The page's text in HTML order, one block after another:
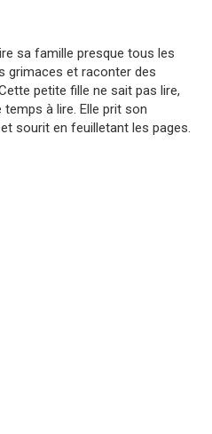
sa famille presque tous les
grimaces et raconter des
petite fille ne sait pas lire,
à lire. Elle prit son
sourit en feuilletant les pages.